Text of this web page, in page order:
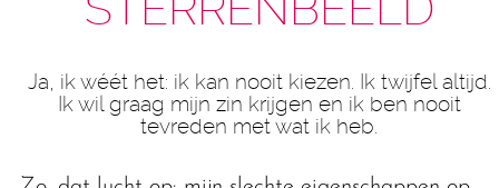
Ja, ik wéét het: ik kan nooit kiezen. Ik twijfel altijd.
Ik wil graag mijn zin krijgen en ik ben nooit
tevreden met wat ik heb.